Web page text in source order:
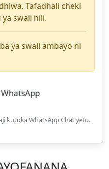
Tafadhali cheki
swali hili.
ya swali ambayo ni
kutoka WhatsApp Chat yetu.